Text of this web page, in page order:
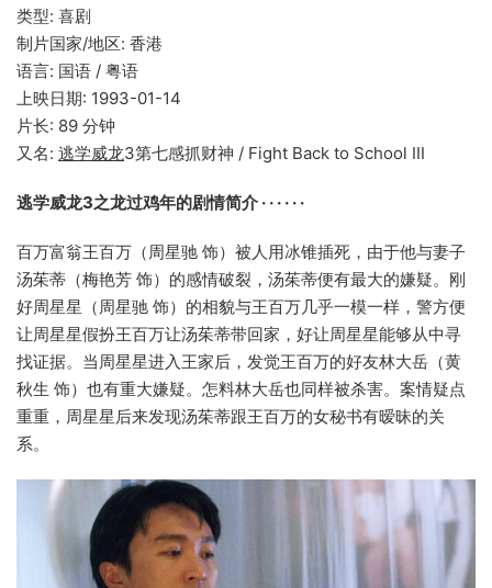
类型: 喜剧
制片国家/地区: 香港
语言: 国语 / 粤语
上映日期: 1993-01-14
片长: 89 分钟
又名: 逃学威龙3第七感抓财神 / Fight Back to School III
逃学威龙3之龙过鸡年的剧情简介 · · · · · ·
百万富翁王百万（周星驰 饰）被人用冰锥插死，由于他与妻子
汤茱蒂（梅艳芳 饰）的感情破裂，汤茱蒂便有最大的嫌疑。刚
好周星星（周星驰 饰）的相貌与王百万几乎一模一样，警方便
让周星星假扮王百万让汤茱蒂带回家，好让周星星能够从中寻
找证据。当周星星进入王家后，发觉王百万的好友林大岳（黄
秋生 饰）也有重大嫌疑。怎料林大岳也同样被杀害。案情疑点
重重，周星星后来发现汤茱蒂跟王百万的女秘书有暧昧的关
系。